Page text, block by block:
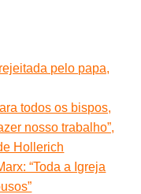
pelo papa,
todos os bispos,
nosso trabalho”,
Hollerich
“Toda a Igreja